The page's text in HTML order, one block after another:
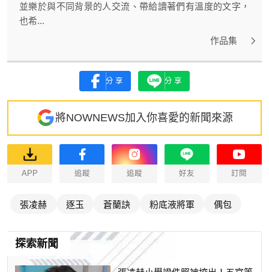
並樂於與不同背景的人交流、帶給讀著們有溫度的文字，
也希...
作品集
分享 分享
將NOWNEWS加入你喜愛的新聞來源
APP 追蹤 追蹤 好友 訂閱
張凌赫 逐玉 蒼蘭訣 粉底液將軍 偶包
探索新聞